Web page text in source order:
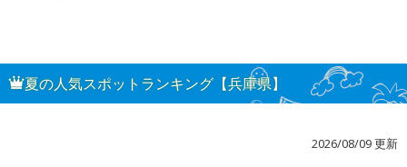
夏の人気スポットランキング【兵庫県】
2026/08/09 更新